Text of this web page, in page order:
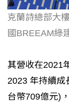
克蘭詩總部大
國BREEAM綠
其營收在2021
2023 年持續成
台幣709億元)